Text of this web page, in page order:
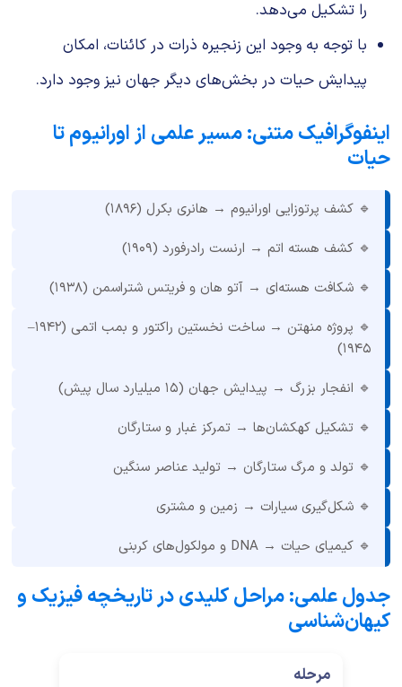
را تشکیل می‌دهد.
با توجه به وجود این زنجیره ذرات در کائنات، امکان
پیدایش حیات در بخش‌های دیگر جهان نیز وجود دارد.
اینفوگرافیک متنی: مسیر علمی از اورانیوم تا
حیات
🔹 کشف پرتوزایی اورانیوم → هانری بکرل (۱۸۹۶)
🔹 کشف هسته اتم → ارنست رادرفورد (۱۹۰۹)
🔹 شکافت هسته‌ای → آتو هان و فریتس شتراسمن (۱۹۳۸)
🔹 پروژه منهتن → ساخت نخستین راکتور و بمب اتمی (۱۹۴۲–
۱۹۴۵)
🔹 انفجار بزرگ → پیدایش جهان (۱۵ میلیارد سال پیش)
🔹 تشکیل کهکشان‌ها → تمرکز غبار و ستارگان
🔹 تولد و مرگ ستارگان → تولید عناصر سنگین
🔹 شکل‌گیری سیارات → زمین و مشتری
🔹 کیمیای حیات → DNA و مولکول‌های کربنی
جدول علمی: مراحل کلیدی در تاریخچه فیزیک و
کیهان‌شناسی
مرحله